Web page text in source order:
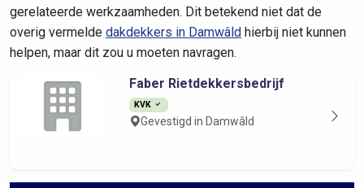
gerelateerde werkzaamheden. Dit betekend niet dat de
overig vermelde dakdekkers in Damwâld hierbij niet kunnen
helpen, maar dit zou u moeten navragen.
Faber Rietdekkersbedrijf
KVK
Gevestigd in Damwâld